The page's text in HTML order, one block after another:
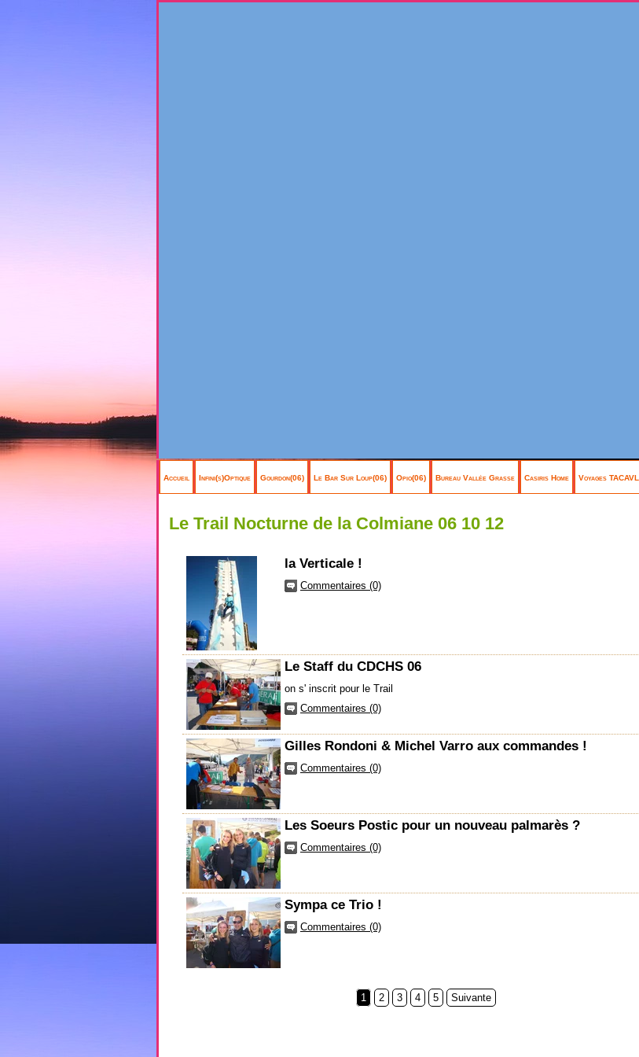
Accueil Infini(s)Optique Gourdon(06) Le Bar Sur Loup(06) Opio(06) Bureau Vallée Grasse Casiris Home Voyages TACAVL
Le Trail Nocturne de la Colmiane 06 10 12
la Verticale !
Commentaires (0)
Le Staff du CDCHS 06
on s' inscrit pour le Trail
Commentaires (0)
Gilles Rondoni & Michel Varro aux commandes !
Commentaires (0)
Les Soeurs Postic pour un nouveau palmarès ?
Commentaires (0)
Sympa ce Trio !
Commentaires (0)
1 2 3 4 5 Suivante